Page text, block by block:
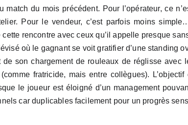
match du mois précédent. Pour l’opérateur, ce
Pour le vendeur, c’est parfois moins
rencontre avec ceux qu’il appelle presque
où le gagnant se voit gratifier d’une standing
de son chargement de rouleaux de réglisse
fratricide, mais entre collègues).
le joueur est éloigné d’un management
car duplicables facilement pour un progrès